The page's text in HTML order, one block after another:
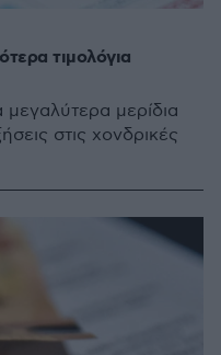
τιμολόγια
μερίδια
στις χονδρικές